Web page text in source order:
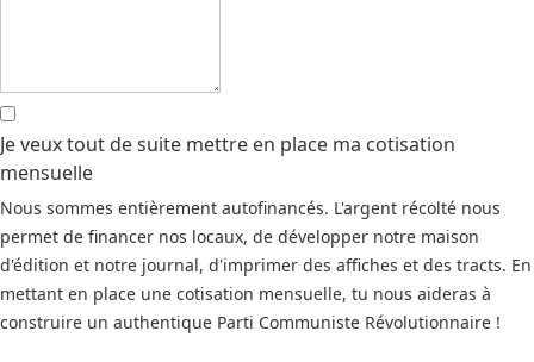
Je veux tout de suite mettre en place ma cotisation
mensuelle
Nous sommes entièrement autofinancés. L'argent récolté nous
permet de financer nos locaux, de développer notre maison
d'édition et notre journal, d'imprimer des affiches et des tracts. En
mettant en place une cotisation mensuelle, tu nous aideras à
construire un authentique Parti Communiste Révolutionnaire !